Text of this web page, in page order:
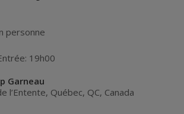
personne
19h00
Garneau
l’Entente, Québec, QC, Canada